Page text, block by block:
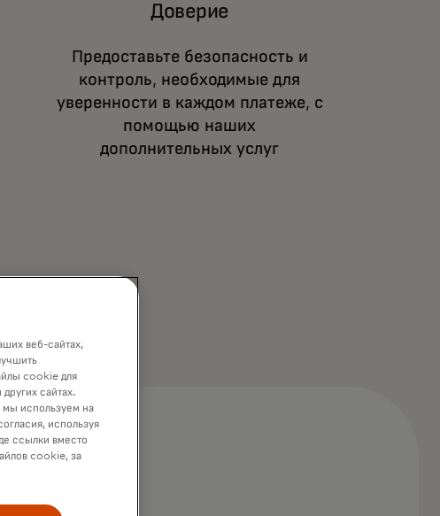
Доверие
Предоставьте безопасность и
контроль, необходимые для
уверенности в каждом платеже, с
помощью наших
дополнительных услуг
веб-сайтах,
cookie для
сайтах.
используем на
используя
ссылки вместо
cookie, за